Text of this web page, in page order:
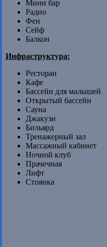
Мини бар
Радио
Фен
Сейф
Балкон
Инфраструктура:
Ресторан
Кафе
Бассейн для малышей
Открытый бассейн
Сауна
Джакузи
Бильярд
Тренажерный зал
Массажный кабинет
Ночной клуб
Прачечная
Лифт
Стоянка